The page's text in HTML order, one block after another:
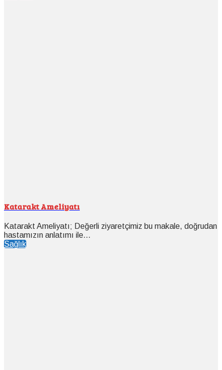
Katarakt Ameliyatı
Katarakt Ameliyatı; Değerli ziyaretçimiz bu makale, doğrudan
hastamızın anlatımı ile...
Sağlık